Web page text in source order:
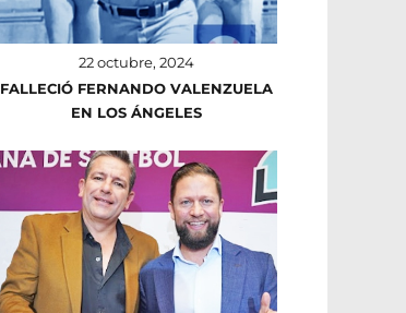
22 octubre, 2024
FALLECIÓ FERNANDO VALENZUELA
EN LOS ÁNGELES